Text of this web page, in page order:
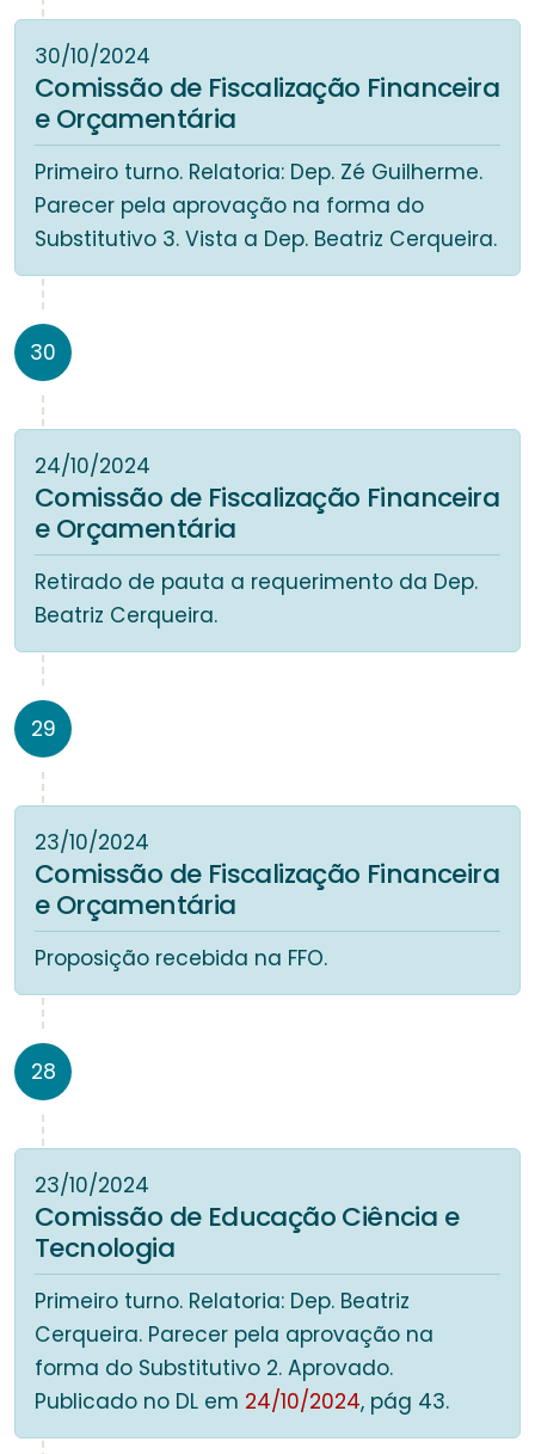
30/10/2024
Comissão de Fiscalização Financeira
e Orçamentária
Primeiro turno. Relatoria: Dep. Zé Guilherme.
Parecer pela aprovação na forma do
Substitutivo 3. Vista a Dep. Beatriz Cerqueira.
30
24/10/2024
Comissão de Fiscalização Financeira
e Orçamentária
Retirado de pauta a requerimento da Dep.
Beatriz Cerqueira.
29
23/10/2024
Comissão de Fiscalização Financeira
e Orçamentária
Proposição recebida na FFO.
28
23/10/2024
Comissão de Educação Ciência e
Tecnologia
Primeiro turno. Relatoria: Dep. Beatriz
Cerqueira. Parecer pela aprovação na
forma do Substitutivo 2. Aprovado.
Publicado no DL em 24/10/2024, pág 43.